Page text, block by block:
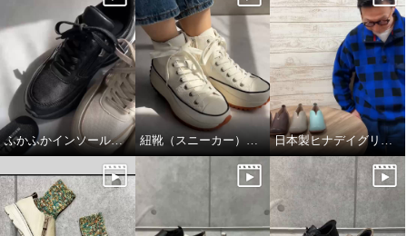
ヌーベルヴォーグ リュクスライ
ン ムートン＆ビジュウ 大人のご
褒美スニーカー
グレー ２３．５ｃｍ
¥0
ヌーベルヴォーグ リュクスライ
ン ムートン＆ビジュウ 大人のご
褒美スニーカー
２３．５ｃｍ
ふかふかインソールのこだわり！ 紐靴（スニーカー）のフィッティング方法について 日本製ヒナデイグリーン撥水レザーシューズ